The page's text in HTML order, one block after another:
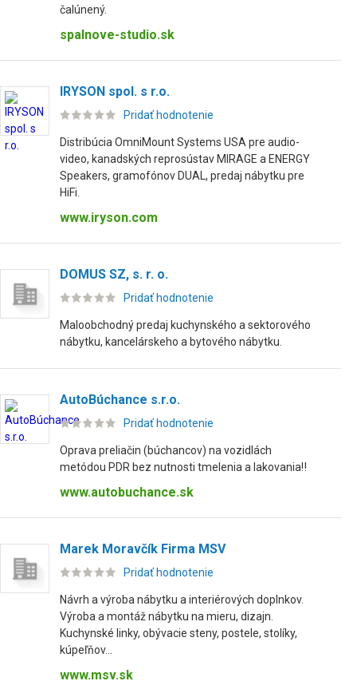
čalúnený.
spalnove-studio.sk
IRYSON spol. s r.o.
Pridať hodnotenie
Distribúcia OmniMount Systems USA pre audio-
video, kanadských reprosústav MIRAGE a ENERGY
Speakers, gramofónov DUAL, predaj nábytku pre
HiFi.
www.iryson.com
DOMUS SZ, s. r. o.
Pridať hodnotenie
Maloobchodný predaj kuchynského a sektorového
nábytku, kancelárskeho a bytového nábytku.
AutoBúchance s.r.o.
Pridať hodnotenie
Oprava preliačin (búchancov) na vozidlách
metódou PDR bez nutnosti tmelenia a lakovania‼️
www.autobuchance.sk
Marek Moravčík Firma MSV
Pridať hodnotenie
Návrh a výroba nábytku a interiérových doplnkov.
Výroba a montáž nábytku na mieru, dizajn.
Kuchynské linky, obývacie steny, postele, stolíky,
kúpeľňov...
www.msv.sk